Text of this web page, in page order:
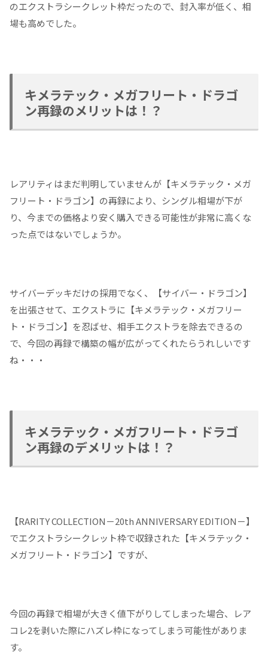
のエクストラシークレット枠だったので、封入率が低く、相
場も高めでした。
キメラテック・メガフリート・ドラゴ
ン再録のメリットは！？
レアリティはまだ判明していませんが【キメラテック・メガ
フリート・ドラゴン】の再録により、シングル相場が下が
り、今までの価格より安く購入できる可能性が非常に高くな
った点ではないでしょうか。
サイバーデッキだけの採用でなく、【サイバー・ドラゴン】
を出張させて、エクストラに【キメラテック・メガフリー
ト・ドラゴン】を忍ばせ、相手エクストラを除去できるの
で、今回の再録で構築の幅が広がってくれたらうれしいです
ね・・・
キメラテック・メガフリート・ドラゴ
ン再録のデメリットは！？
【RARITY COLLECTION－20th ANNIVERSARY EDITION－】
でエクストラシークレット枠で収録された【キメラテック・
メガフリート・ドラゴン】ですが、
今回の再録で相場が大きく値下がりしてしまった場合、レア
コレ2を剥いた際にハズレ枠になってしまう可能性がありま
す。